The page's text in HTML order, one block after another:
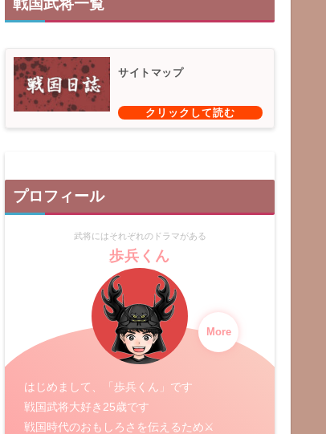
戦国武将一覧
サイトマップ
プロフィール
武将にはそれぞれのドラマがある
歩兵くん
More
はじめまして、「歩兵くん」です
戦国武将大好き25歳です
戦国時代のおもしろさを伝えるため⚔️